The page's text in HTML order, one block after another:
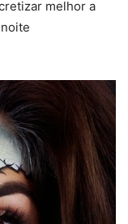
melhor a